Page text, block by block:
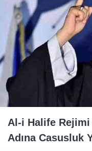
Al-i Halife Rejimi
Adına Casusluk